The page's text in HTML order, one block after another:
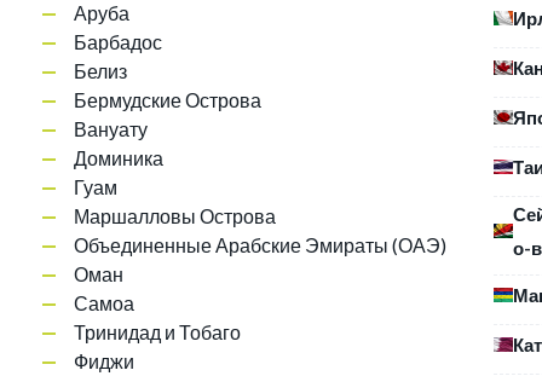
о-
Аруба
Барбадос
Белиз
Бермудские Острова
Вануату
Доминика
Гуам
Маршалловы Острова
Объединенные Арабские Эмираты (ОАЭ)
Оман
Самоа
Тринидад и Тобаго
Фиджи